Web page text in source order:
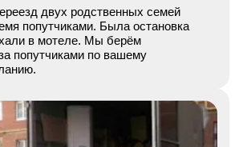
двух родственных семей
попутчиками. Была остановка
в мотеле. Мы берём
попутчиками по вашему